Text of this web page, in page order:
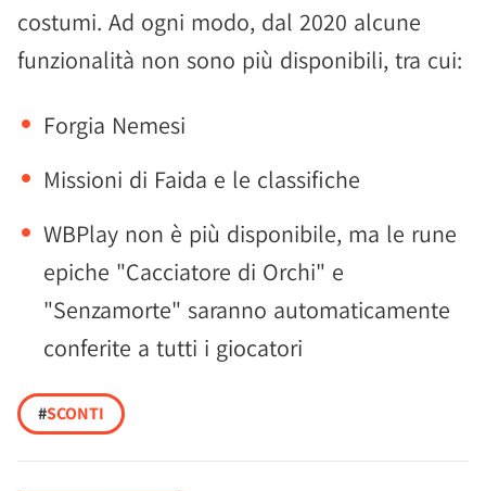
costumi. Ad ogni modo, dal 2020 alcune
funzionalità non sono più disponibili, tra cui:
Forgia Nemesi
Missioni di Faida e le classifiche
WBPlay non è più disponibile, ma le rune
epiche "Cacciatore di Orchi" e
"Senzamorte" saranno automaticamente
conferite a tutti i giocatori
#SCONTI